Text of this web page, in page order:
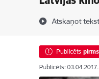
Atskaņot
Publicēts
Publicēts: 03.04.2017.